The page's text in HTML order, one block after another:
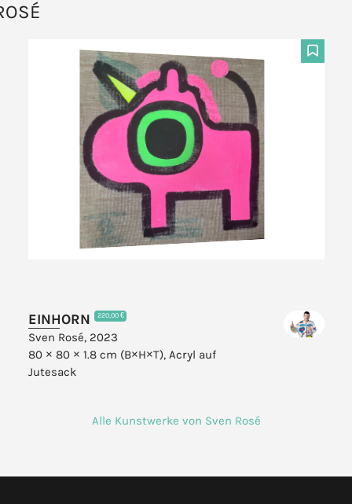
F
EINHORN 220,00 €
Sven Rosé, 2023
80 × 80 × 1.8 cm (B×H×T),Acryl auf
Jutesack
Alle Kunstwerke von Sven Rosé